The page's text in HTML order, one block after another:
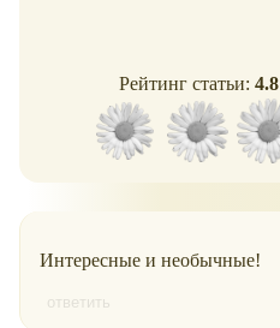
Рейтинг статьи: 4.8
Интересные и необычные!
ответить